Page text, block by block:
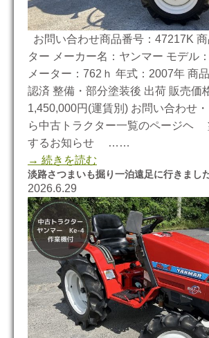
お問い合わせ商品番号：47217K
ター メーカー名：ヤンマー モデル
メーター：762ｈ 年式：2007年 商
認済 整備・部分塗装後 出荷 販売価
1,450,000円(運賃別) お問い合わせ
ら中古トラクター一覧のページヘ
するお知らせ ……
→ 続きを読む
淡路さつまいも掘り一泊遠足に行きまし
2026.6.29